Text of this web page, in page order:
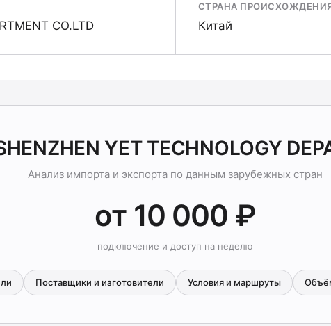
CO.LTD
СТРАНА
Китай
YET TECHNOLOGY
Анализ импорта и экспорта по данным зарубежных стран
от 10 000 ₽
подключение и доступ на неделю
Поставщики и изготовители Условия и маршруты